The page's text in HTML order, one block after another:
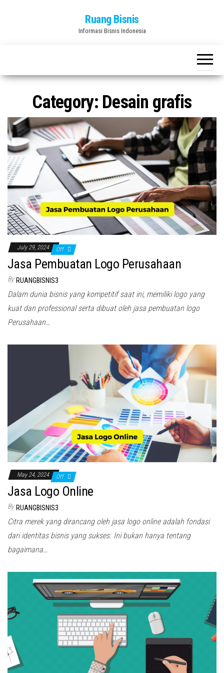
Ruang Bisnis
Informasi Bisnis Indonesia
Category: Desain grafis
July 29, 2024 Off
Jasa Pembuatan Logo Perusahaan
By RUANGBISNIS3
Dalam dunia bisnis yang kompetitif saat ini, memiliki logo yang
kuat dan professional serta dibuat oleh jasa pembuatan logo
Perusahaan…
May 24, 2024 Off
Jasa Logo Online
By RUANGBISNIS3
Citra merek yang dirancang oleh jasa logo online adalah fondasi
dari identitas bisnis yang sukses. Ini bukan hanya tentang
bagaimana…